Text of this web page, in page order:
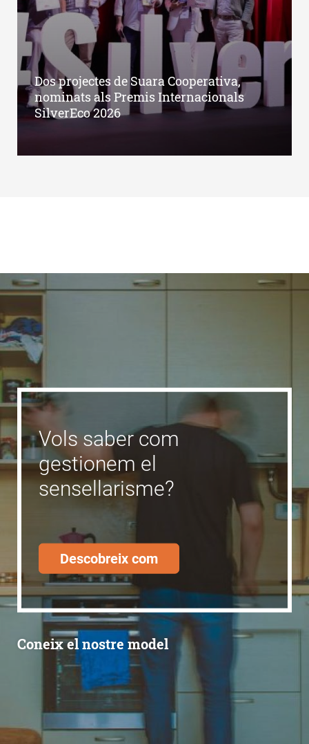
Dos projectes de Suara Cooperativa,
nominats als Premis Internacionals
SilverEco 2026
Vols saber com
gestionem el
sensellarisme?
Descobreix com
Coneix el nostre model